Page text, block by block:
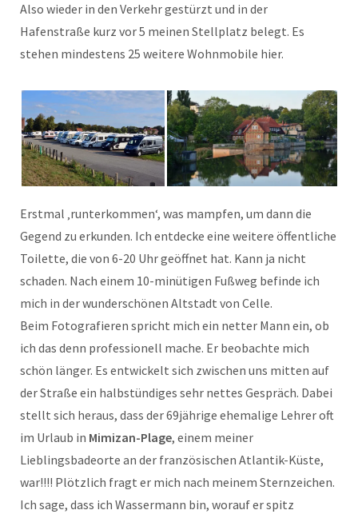
Also wieder in den Verkehr gestürzt und in der
Hafenstraße kurz vor 5 meinen Stellplatz belegt. Es
stehen mindestens 25 weitere Wohnmobile hier.
Erstmal ‚runterkommen‘, was mampfen, um dann die
Gegend zu erkunden. Ich entdecke eine weitere öffentliche
Toilette, die von 6-20 Uhr geöffnet hat. Kann ja nicht
schaden. Nach einem 10-minütigen Fußweg befinde ich
mich in der wunderschönen Altstadt von Celle.
Beim Fotografieren spricht mich ein netter Mann ein, ob
ich das denn professionell mache. Er beobachte mich
schön länger. Es entwickelt sich zwischen uns mitten auf
der Straße ein halbstündiges sehr nettes Gespräch. Dabei
stellt sich heraus, dass der 69jährige ehemalige Lehrer oft
im Urlaub in Mimizan-Plage, einem meiner
Lieblingsbadeorte an der französischen Atlantik-Küste,
war!!!! Plötzlich fragt er mich nach meinem Sternzeichen.
Ich sage, dass ich Wassermann bin, worauf er spitz